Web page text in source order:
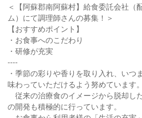
＜【阿蘇郡南阿蘇村】給食委託会社（
ム）にて調理師さんの募集！＞
【おすすめポイント】
・お食事へのこだわり
・研修が充実
----
・季節の彩りや香りを取り入れ、いつ
味わっていただけるよう努めています。
従来の治療食のイメージから脱却し
の開発も積極的に行っています。